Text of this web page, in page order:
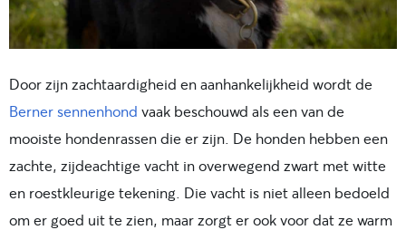
Door zijn zachtaardigheid en aanhankelijkheid wordt de
Berner sennenhond vaak beschouwd als een van de
mooiste hondenrassen die er zijn. De honden hebben een
zachte, zijdeachtige vacht in overwegend zwart met witte
en roestkleurige tekening. Die vacht is niet alleen bedoeld
om er goed uit te zien, maar zorgt er ook voor dat ze warm